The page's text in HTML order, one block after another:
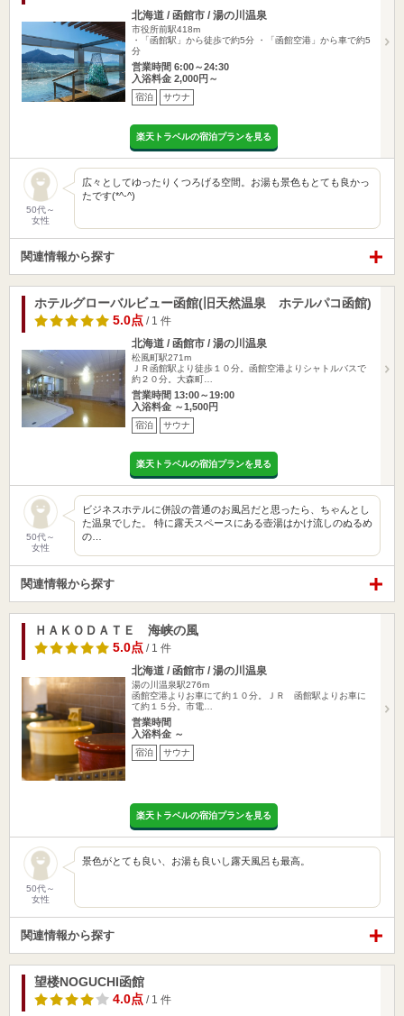
北海道 / 函館市 / 湯の川温泉
市役所前駅418m
・「函館駅」から徒歩で約5分 ・「函館空港」から車で約5
分
営業時間 6:00～24:30
入浴料金 2,000円～
宿泊 サウナ
楽天トラベルの宿泊プランを見る
50代～
女性
広々としてゆったりくつろげる空間。お湯も景色もとても良かっ
たです(*^-^)
関連情報から探す
ホテルグローバルビュー函館(旧天然温泉 ホテルパコ函館)
5.0点 / 1 件
北海道 / 函館市 / 湯の川温泉
松風町駅271m
ＪＲ函館駅より徒歩１０分。函館空港よりシャトルバスで
約２０分。大森町…
営業時間 13:00～19:00
入浴料金 ～1,500円
宿泊 サウナ
楽天トラベルの宿泊プランを見る
50代～
女性
ビジネスホテルに併設の普通のお風呂だと思ったら、ちゃんとし
た温泉でした。 特に露天スペースにある壺湯はかけ流しのぬるめ
の…
関連情報から探す
ＨＡＫＯＤＡＴＥ 海峡の風
5.0点 / 1 件
北海道 / 函館市 / 湯の川温泉
湯の川温泉駅276m
函館空港よりお車にて約１０分。ＪＲ 函館駅よりお車に
て約１５分。市電…
営業時間
入浴料金 ～
宿泊 サウナ
楽天トラベルの宿泊プランを見る
50代～
女性
景色がとても良い、お湯も良いし露天風呂も最高。
関連情報から探す
望楼NOGUCHI函館
4.0点 / 1 件